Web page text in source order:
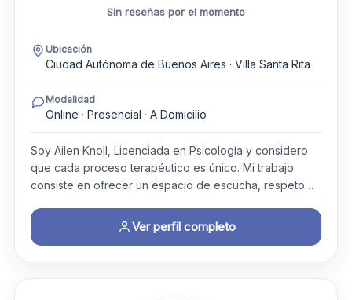
Sin reseñas por el momento
Ubicación
Ciudad Autónoma de Buenos Aires · Villa Santa Rita
Modalidad
Online · Presencial · A Domicilio
Soy Ailen Knoll, Licenciada en Psicología y considero
que cada proceso terapéutico es único. Mi trabajo
consiste en ofrecer un espacio de escucha, respeto…
Ver perfil completo